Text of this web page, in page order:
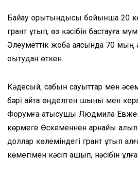
Байқау қорытындысы бойынша 20
грант ұтып, өз кәсібін бастауға
Әлеуметтік жоба аясында 70 мың
оқытудан өткен.
Кәдесый, сабын сауыттар мен
бәрі қайта өңделген шыны мен
Форумға қатысушы Людмила
көрмеге Өскеменнен арнайы
доллар көлеміндегі грант ұтып
көмегімен кәсіп ашып, нәсібін